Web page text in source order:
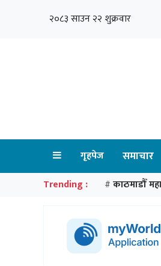
२०८३ साउन २२ शुक्रवार
गृहपेज समाचार
Trending : # काठमाडौँ